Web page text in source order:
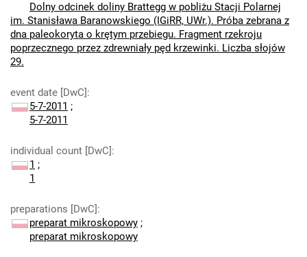
Dolny odcinek doliny Brattegg w pobliżu Stacji Polarnej
im. Stanisława Baranowskiego (IGiRR, UWr.). Próba zebrana z
dna paleokoryta o krętym przebiegu. Fragment rzekroju
poprzecznego przez zdrewniały pęd krzewinki. Liczba słojów
29.
event date [DwC]:
5-7-2011 ;
5-7-2011
individual count [DwC]:
1 ;
1
preparations [DwC]:
preparat mikroskopowy ;
preparat mikroskopowy